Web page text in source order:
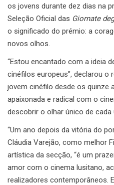
os jovens durante dez dias na
Seleção Oficial das Giornate
o significado do prémio: a
novos olhos.
“Estou encantado com a ideia
cinéfilos europeus”, declarou o
jovem cinéfilo desde os quinze
apaixonada e radical com o
descobrir o olhar único de cada
“Um ano depois da vitória do
Cláudia Varejão, como melhor
artística da secção, “é um
amor com o cinema lusitano,
realizadores contemporâneos.